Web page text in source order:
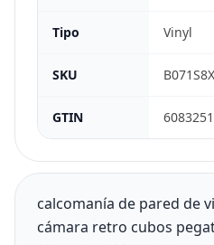
Tipo Vinyl
SKU
GTIN
calcomanía de pared de
cámara retro cubos